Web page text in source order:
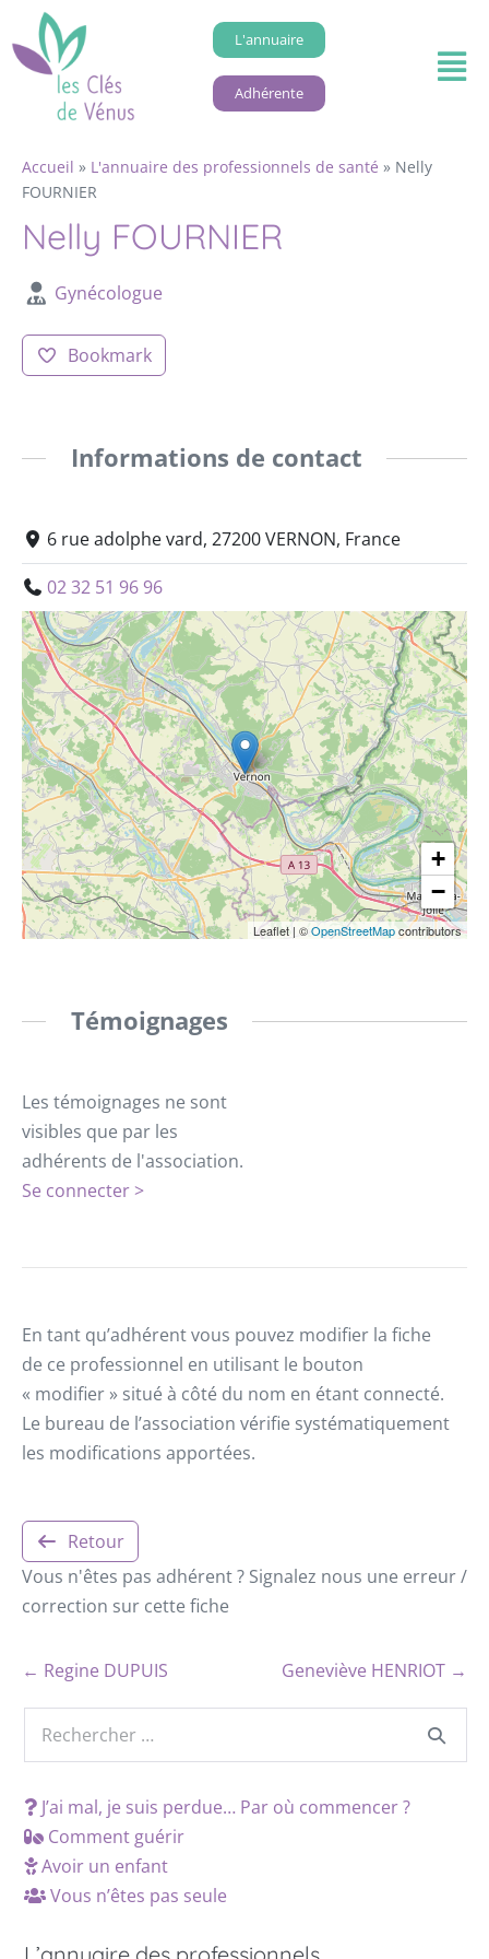
L'annuaire
Adhérente
Accueil » L'annuaire des professionnels de santé » Nelly
FOURNIER
Nelly FOURNIER
Gynécologue
Bookmark
Informations de contact
6 rue adolphe vard, 27200 VERNON, France
02 32 51 96 96
+
−
Leaflet | ©OpenStreetMapcontributors
Témoignages
Les témoignages ne sont
visibles que par les
adhérents de l'association.
Se connecter >
En tant qu’adhérent vous pouvez modifier la fiche
de ce professionnel en utilisant le bouton
« modifier » situé à côté du nom en étant connecté.
Le bureau de l’association vérifie systématiquement
les modifications apportées.
Retour
Vous n'êtes pas adhérent ? Signalez nous une erreur /
correction sur cette fiche
← Regine DUPUIS Geneviève HENRIOT →
J’ai mal, je suis perdue… Par où commencer ?
Comment guérir
Avoir un enfant
Vous n’êtes pas seule